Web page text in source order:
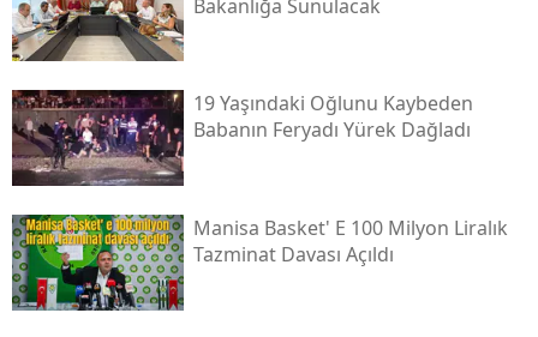
Bakanlığa Sunulacak
19 Yaşındaki Oğlunu Kaybeden
Babanın Feryadı Yürek Dağladı
Manisa Basket' E 100 Milyon Liralık
Tazminat Davası Açıldı